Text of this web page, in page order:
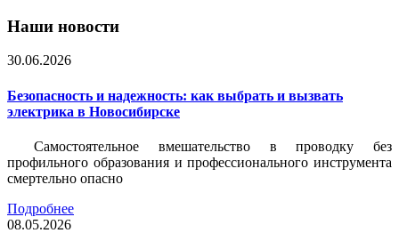
Наши новости
30.06.2026
Безопасность и надежность: как выбрать и вызвать
электрика в Новосибирске
Самостоятельное вмешательство в проводку без
профильного образования и профессионального инструмента
смертельно опасно
Подробнее
08.05.2026